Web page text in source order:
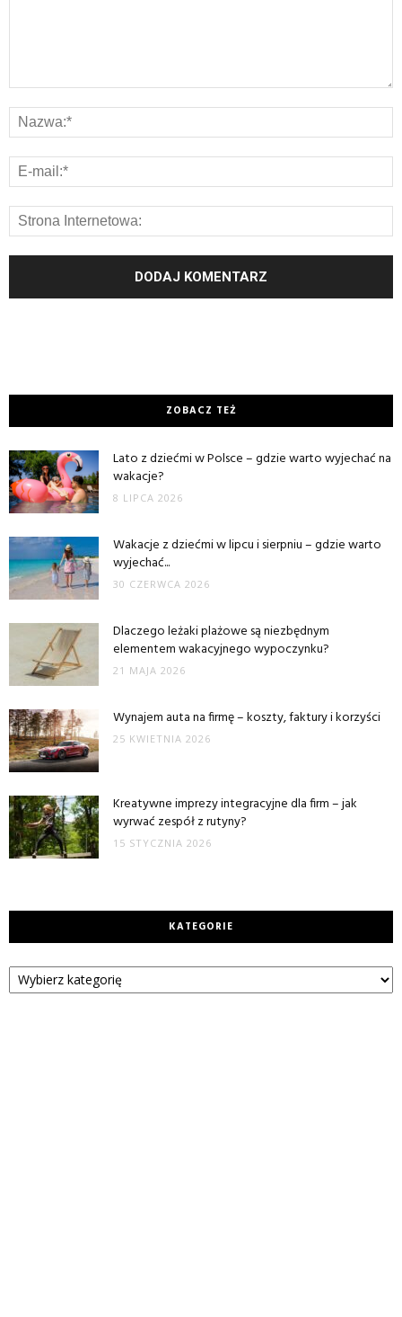
ZOBACZ TEŻ
Lato z dziećmi w Polsce – gdzie warto wyjechać na
wakacje?
8 LIPCA 2026
Wakacje z dziećmi w lipcu i sierpniu – gdzie warto
wyjechać...
30 CZERWCA 2026
Dlaczego leżaki plażowe są niezbędnym
elementem wakacyjnego wypoczynku?
21 MAJA 2026
Wynajem auta na firmę – koszty, faktury i korzyści
25 KWIETNIA 2026
Kreatywne imprezy integracyjne dla firm – jak
wyrwać zespół z rutyny?
15 STYCZNIA 2026
KATEGORIE
Kategorie